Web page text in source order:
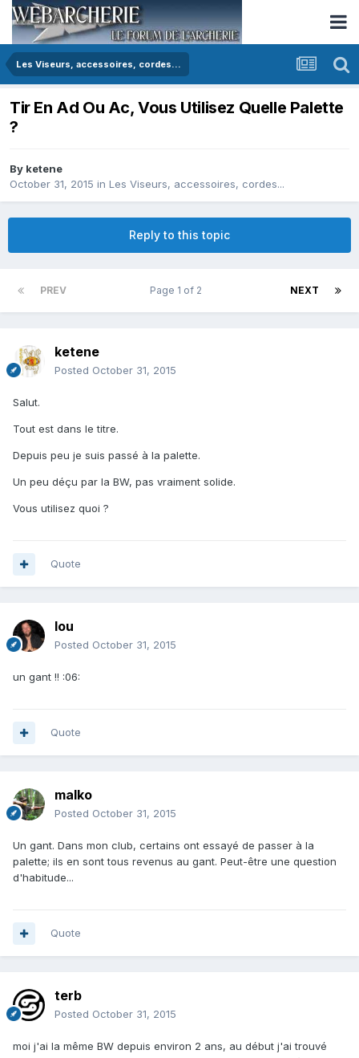
Les Viseurs, accessoires, cordes...
Tir En Ad Ou Ac, Vous Utilisez Quelle Palette
?
By ketene
October 31, 2015 in Les Viseurs, accessoires, cordes...
Reply to this topic
PREV NEXT
Page 1 of 2
ketene
Posted October 31, 2015
Salut.
Tout est dans le titre.
Depuis peu je suis passé à la palette.
Un peu déçu par la BW, pas vraiment solide.
Vous utilisez quoi ?
Quote
lou
Posted October 31, 2015
un gant !! :06:
Quote
malko
Posted October 31, 2015
Un gant. Dans mon club, certains ont essayé de passer à la
palette; ils en sont tous revenus au gant. Peut-être une question
d'habitude...
Quote
terb
Posted October 31, 2015
moi j'ai la même BW depuis environ 2 ans, au début j'ai trouvé